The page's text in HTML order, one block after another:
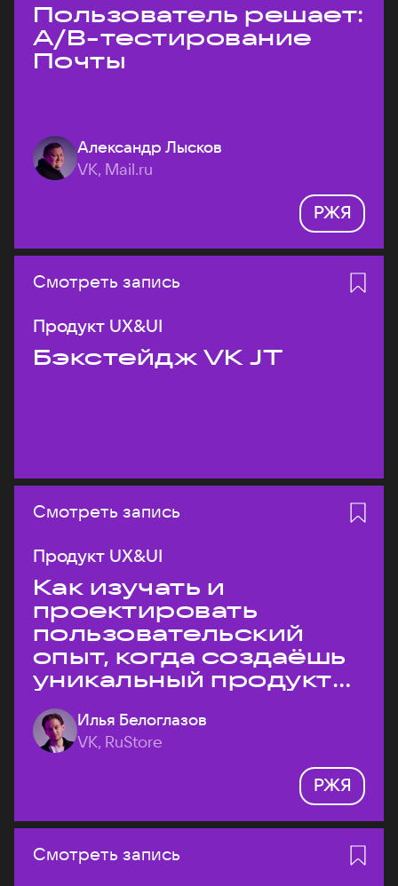
Пользователь решает:
A/B-тестирование
Почты
Александр Лысков
VK, Mail.ru
РЖЯ
Смотреть запись
Продукт UX&UI
Бэкстейдж VK JT
Смотреть запись
Продукт UX&UI
Как изучать и
проектировать
пользовательский
опыт, когда создаёшь
уникальный продукт
на рынке?
Илья Белоглазов
VK, RuStore
РЖЯ
Смотреть запись